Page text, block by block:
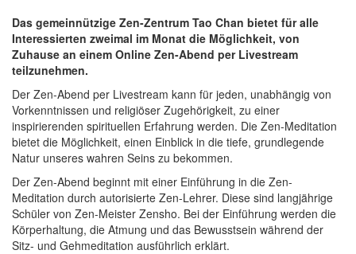
Das gemeinnützige Zen-Zentrum Tao Chan bietet für alle
Interessierten zweimal im Monat die Möglichkeit, von
Zuhause an einem Online Zen-Abend per Livestream
teilzunehmen.
Der Zen-Abend per Livestream kann für jeden, unabhängig von
Vorkenntnissen und religiöser Zugehörigkeit, zu einer
inspirierenden spirituellen Erfahrung werden. Die Zen-Meditation
bietet die Möglichkeit, einen Einblick in die tiefe, grundlegende
Natur unseres wahren Seins zu bekommen.
Der Zen-Abend beginnt mit einer Einführung in die Zen-
Meditation durch autorisierte Zen-Lehrer. Diese sind langjährige
Schüler von Zen-Meister Zensho. Bei der Einführung werden die
Körperhaltung, die Atmung und das Bewusstsein während der
Sitz- und Gehmeditation ausführlich erklärt.